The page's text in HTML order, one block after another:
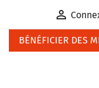

BÉNÉFICIER DES